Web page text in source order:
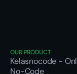
OUR PRODUCT
Kelasnocode -
No-Code